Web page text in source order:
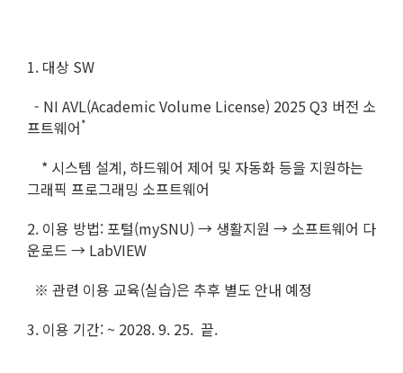
1. 대상 SW
- NI AVL(Academic Volume License) 2025 Q3 버전 소
프트웨어*
* 시스템 설계, 하드웨어 제어 및 자동화 등을 지원하는
그래픽 프로그래밍 소프트웨어
2. 이용 방법: 포털(mySNU) → 생활지원 → 소프트웨어 다
운로드 → LabVIEW
※ 관련 이용 교육(실습)은 추후 별도 안내 예정
3. 이용 기간: ~ 2028. 9. 25. 끝.